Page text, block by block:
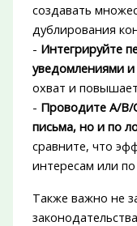
создавать
дублирования
- Интегрируйте
уведомлениями
охват и
- Проводите A/B/
письма, но и по
сравните, что
интересам или
Также важно не